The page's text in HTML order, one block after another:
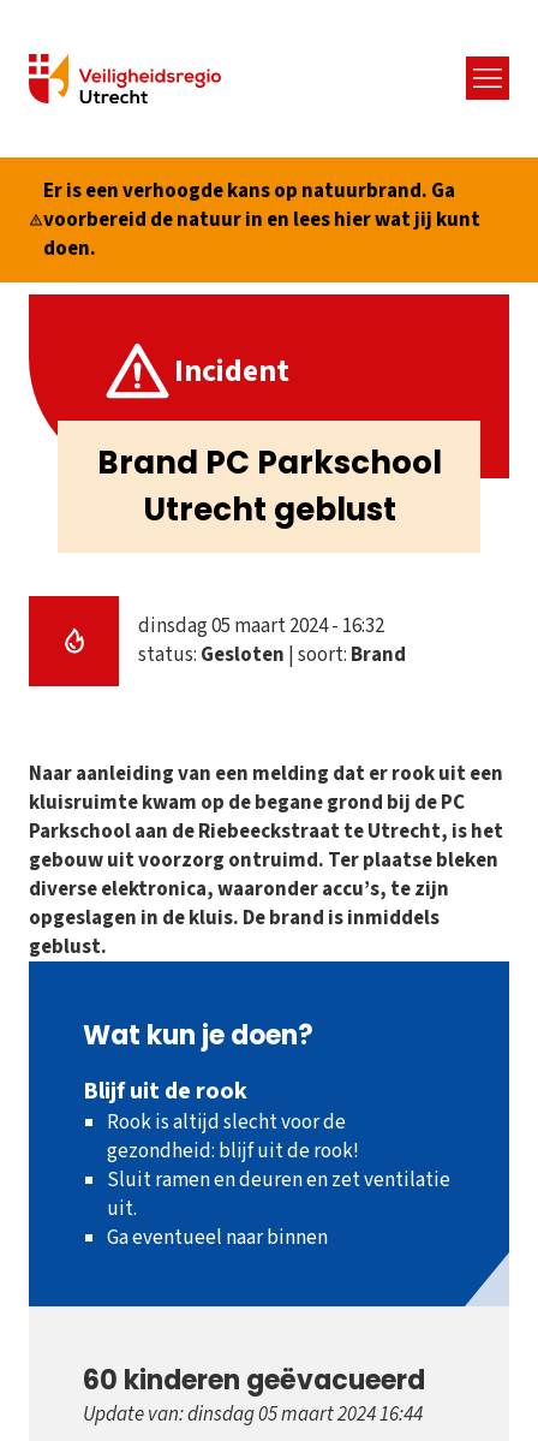
Menu
Er is een verhoogde kans op natuurbrand. Ga
voorbereid de natuur in en lees hier wat jij kunt
doen.
Incident
Brand PC Parkschool
Utrecht geblust
dinsdag 05 maart 2024 - 16:32
status: Gesloten | soort: Brand
Naar aanleiding van een melding dat er rook uit een
kluisruimte kwam op de begane grond bij de PC
Parkschool aan de Riebeeckstraat te Utrecht, is het
gebouw uit voorzorg ontruimd. Ter plaatse bleken
diverse elektronica, waaronder accu’s, te zijn
opgeslagen in de kluis. De brand is inmiddels
geblust.
Wat kun je doen?
Blijf uit de rook
Rook is altijd slecht voor de
gezondheid: blijf uit de rook!
Sluit ramen en deuren en zet ventilatie
uit.
Ga eventueel naar binnen
60 kinderen geëvacueerd
Update van: dinsdag 05 maart 2024 16:44